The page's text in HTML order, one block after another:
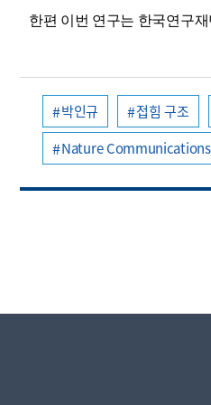
한편 이번 연구는 한국연구
박인규 접힘 구조
Nature Communications